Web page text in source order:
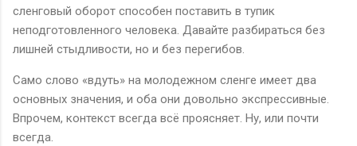
сленговый оборот способен поставить в тупик
неподготовленного человека. Давайте разбираться без
лишней стыдливости, но и без перегибов.
Само слово «вдуть» на молодежном сленге имеет два
основных значения, и оба они довольно экспрессивные.
Впрочем, контекст всегда всё проясняет. Ну, или почти
всегда.